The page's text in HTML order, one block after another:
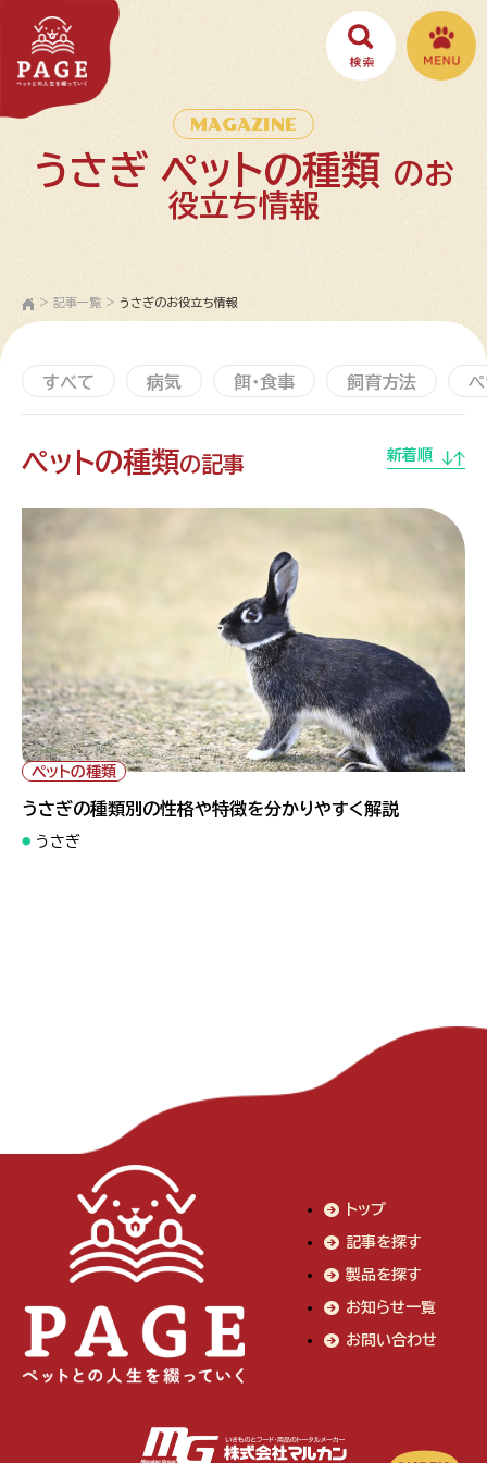
MAGAZINE
うさぎ ペットの種類 のお
役立ち情報
> 記事一覧 > うさぎのお役立ち情報
すべて 病気 餌・食事 飼育方法
ペットの種類の記事 新着順
" alt="うさぎの種類別の性格や特徴を分かりやすく解説">
ペットの種類
うさぎの種類別の性格や特徴を分かりやすく解説
うさぎ
トップ
記事を探す
製品を探す
お知らせ一覧
お問い合わせ